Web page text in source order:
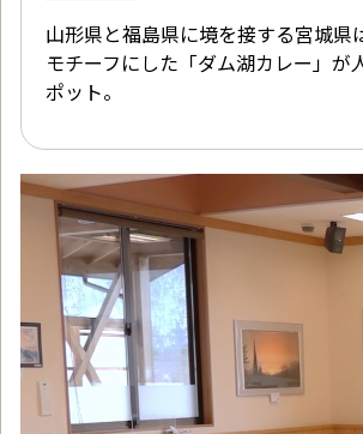
山形県と福島県に境を接する宮城
モチーフにした「ダム湖カレー」
ポット。